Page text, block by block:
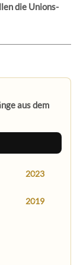
die Unions-
aus dem
2023
2019